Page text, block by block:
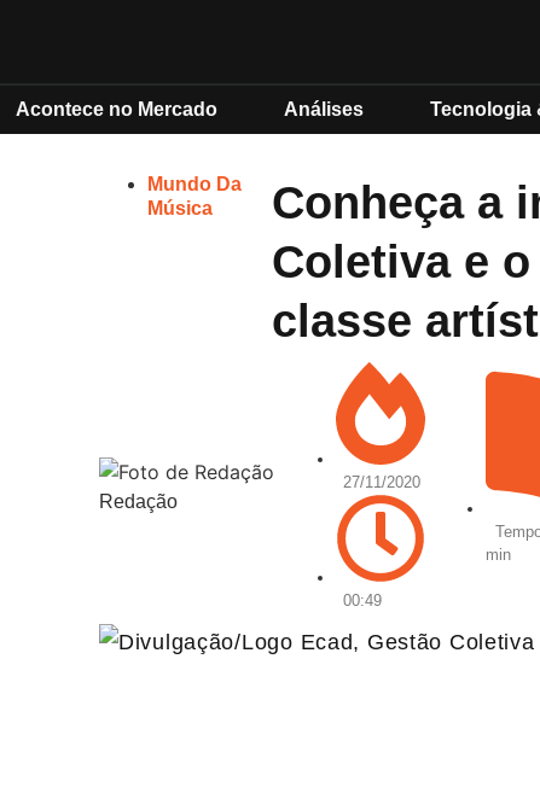
Acontece no Mercado Análises Tecnologia
Mundo Da
Música
Conheça a
Coletiva e
classe
Redação
27/11/2020
00:49
min